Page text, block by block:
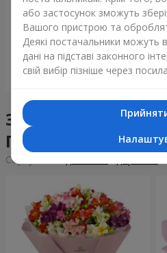
Букет "Tarnis"
6 460 грн
Замовити
Збірні букети у
Підгородне
Сортування:
або застосунок зможуть
Вашого пристрою та
Деякі постачальники можуть
дані на підставі законного
свій вибір пізніше через